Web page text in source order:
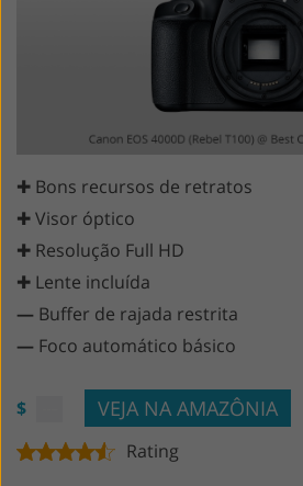
✚ Bons recursos de retratos
✚ Visor óptico
✚ Resolução Full HD
✚ Lente incluída
— Buffer de rajada restrita
— Foco automático básico
$ VEJA NA AMAZÔNIA
Rating